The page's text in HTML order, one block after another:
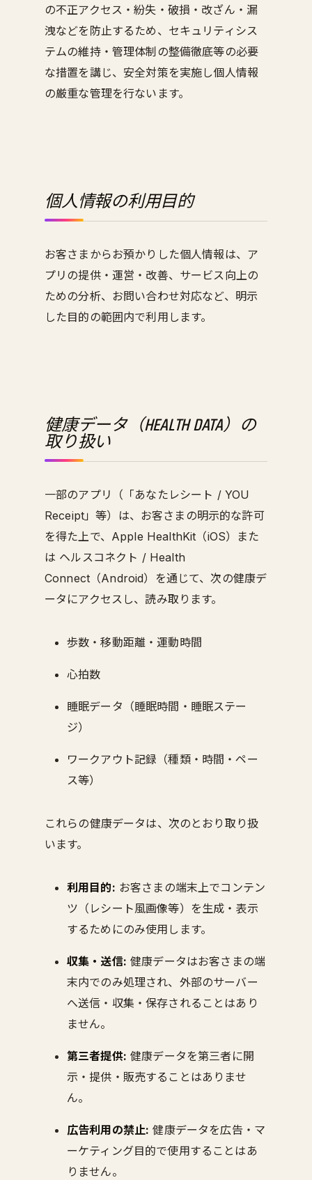
の不正アクセス・紛失・破損・改ざん・漏
洩などを防止するため、セキュリティシス
テムの維持・管理体制の整備徹底等の必要
な措置を講じ、安全対策を実施し個人情報
の厳重な管理を行ないます。
個人情報の利用目的
お客さまからお預かりした個人情報は、ア
プリの提供・運営・改善、サービス向上の
ための分析、お問い合わせ対応など、明示
した目的の範囲内で利用します。
健康データ（HEALTH DATA）の
取り扱い
一部のアプリ（「あなたレシート / YOU
Receipt」等）は、お客さまの明示的な許可
を得た上で、Apple HealthKit（iOS）また
は ヘルスコネクト / Health
Connect（Android）を通じて、次の健康デ
ータにアクセスし、読み取ります。
歩数・移動距離・運動時間
心拍数
睡眠データ（睡眠時間・睡眠ステー
ジ）
ワークアウト記録（種類・時間・ペー
ス等）
これらの健康データは、次のとおり取り扱
います。
利用目的: お客さまの端末上でコンテン
ツ（レシート風画像等）を生成・表示
するためにのみ使用します。
収集・送信: 健康データはお客さまの端
末内でのみ処理され、外部のサーバー
へ送信・収集・保存されることはあり
ません。
第三者提供: 健康データを第三者に開
示・提供・販売することはありませ
ん。
広告利用の禁止: 健康データを広告・マ
ーケティング目的で使用することはあ
りません。